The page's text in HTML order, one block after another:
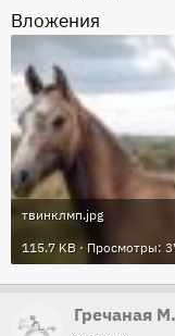
Вложения
твинклмп.jpg
115.7 KB · Просмотры:
Гречаная М.